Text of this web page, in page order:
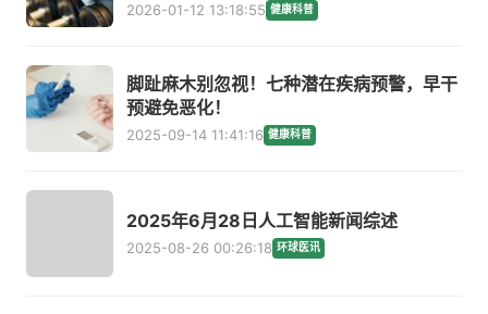
2026-01-12 13:18:55 健康科普
脚趾麻木别忽视！七种潜在疾病预警，早干
预避免恶化！
2025-09-14 11:41:16 健康科普
2025年6月28日人工智能新闻综述
2025-08-26 00:26:18 环球医讯